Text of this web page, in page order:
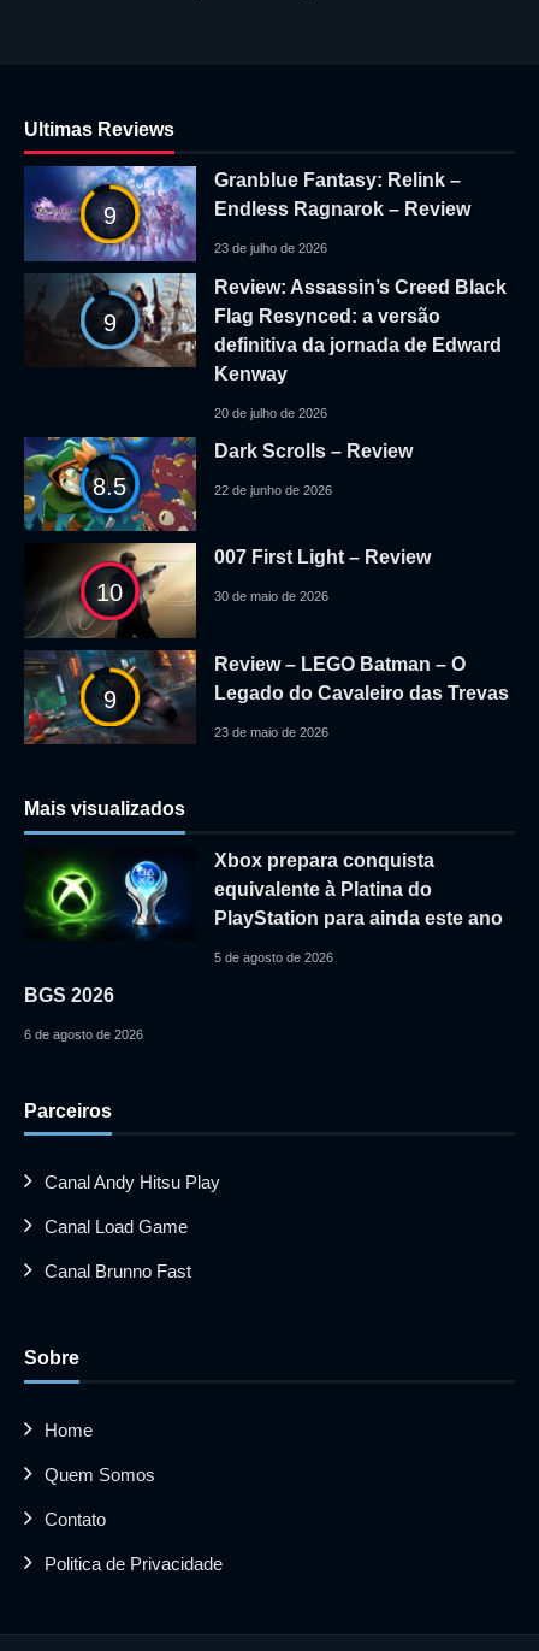
Ultimas Reviews
9
Granblue Fantasy: Relink –
Endless Ragnarok – Review
23 de julho de 2026
9
Review: Assassin’s Creed Black
Flag Resynced: a versão
definitiva da jornada de Edward
Kenway
20 de julho de 2026
8.5
Dark Scrolls – Review
22 de junho de 2026
10
007 First Light – Review
30 de maio de 2026
9
Review – LEGO Batman – O
Legado do Cavaleiro das Trevas
23 de maio de 2026
Mais visualizados
Xbox prepara conquista
equivalente à Platina do
PlayStation para ainda este ano
5 de agosto de 2026
BGS 2026
6 de agosto de 2026
Parceiros
Canal Andy Hitsu Play
Canal Load Game
Canal Brunno Fast
Sobre
Home
Quem Somos
Contato
Politica de Privacidade